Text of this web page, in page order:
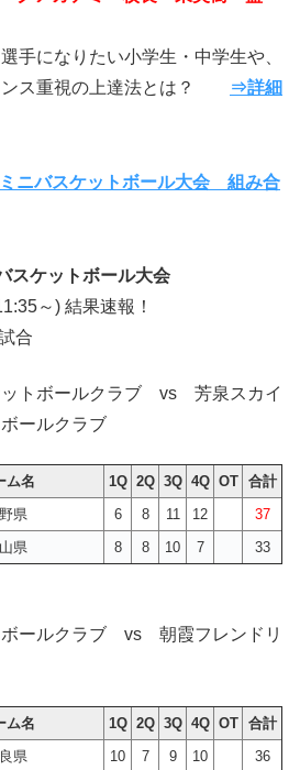
手になりたい小学生・中学生や、
ンス重視の上達法とは？
⇒詳細
ニバスケットボール大会 組み合
スケットボール大会
～) 結果速報！
合
ットボールクラブ vs 芳泉スカイ
ールクラブ
ム名 1Q 2Q 3Q 4Q OT
合計
県 6 8 11 12
37
県
8 8 10 7 33
ールクラブ vs 朝霞フレンドリ
ム名 1Q 2Q 3Q 4Q OT
合計
県 10 7 9 10
36